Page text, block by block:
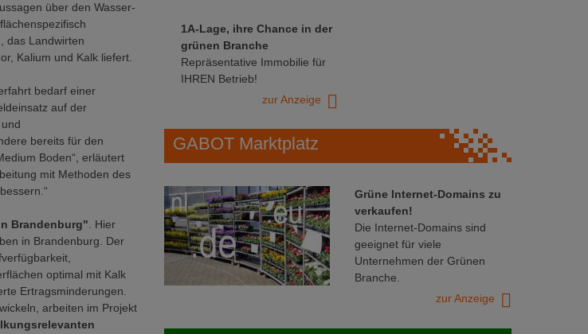
über den Wasser-
das Landwirten
Kalium und Kalk liefert.
bedarf einer
auf der
bereits für den
Boden“, erläutert
mit Methoden des
Brandenburg" . Hier
in Brandenburg. Der
optimal mit Kalk
Ertragsminderungen.
arbeiten im Projekt
1A-Lage, ihre Chance in der
grünen Branche
Repräsentative Immobilie für
IHREN Betrieb!
zur Anzeige
GABOT Marktplatz
Grüne Internet-Domains zu
verkaufen!
Die Internet-Domains sind
geeignet für viele
Unternehmen der Grünen
Branche.
zur Anzeige